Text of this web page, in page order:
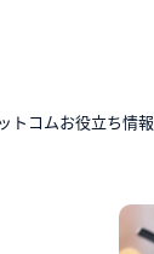
トコムお役立ち情報